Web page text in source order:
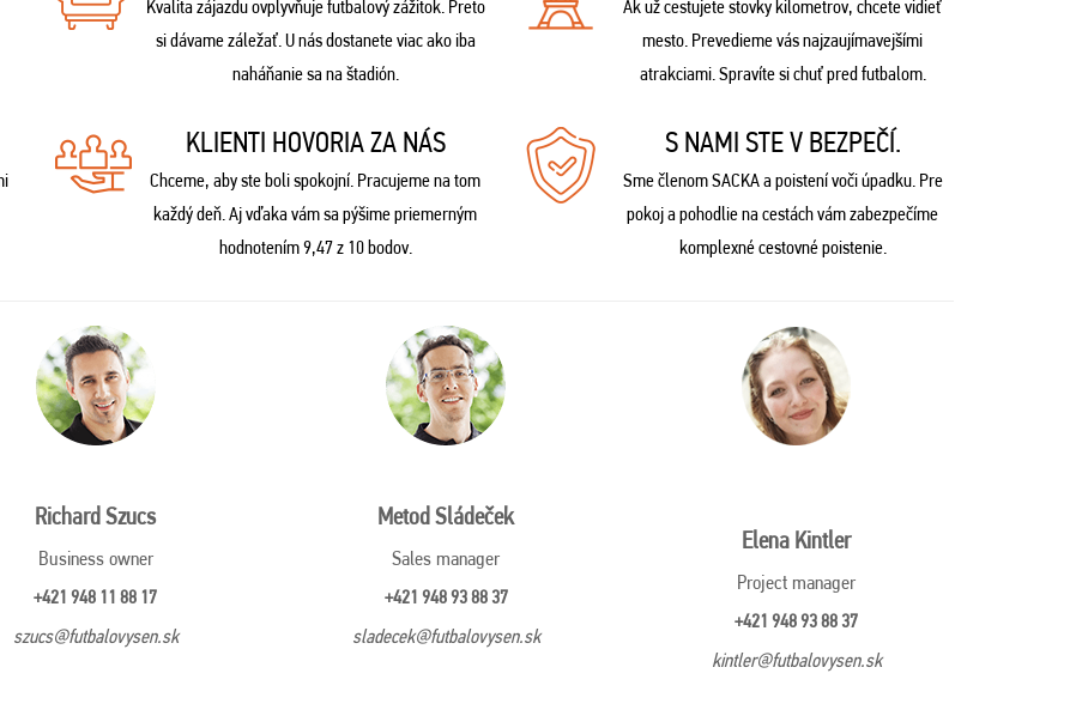
Kvalita zájazdu ovplyvňuje futbalový zážitok. Preto
si dávame záležať. U nás dostanete viac ako iba
naháňanie sa na štadión.
Ak už cestujete stovky kilometrov, chcete vidieť
mesto. Prevedieme vás najzaujímavejšími
atrakciami. Spravíte si chuť pred futbalom.
KLIENTI HOVORIA ZA NÁS
Chceme, aby ste boli spokojní. Pracujeme na tom
každý deň. Aj vďaka vám sa pýšime priemerným
hodnotením 9,47 z 10 bodov.
S NAMI STE V BEZPEČÍ.
Sme členom SACKA a poistení voči úpadku. Pre
pokoj a pohodlie na cestách vám zabezpečíme
komplexné cestovné poistenie.
Richard Szucs
Business owner
+421 948 11 88 17
szucs@futbalovysen.sk
Metod Sládeček
Sales manager
+421 948 93 88 37
sladecek@futbalovysen.sk
Elena Kintler
Project manager
+421 948 93 88 37
kintler@futbalovysen.sk